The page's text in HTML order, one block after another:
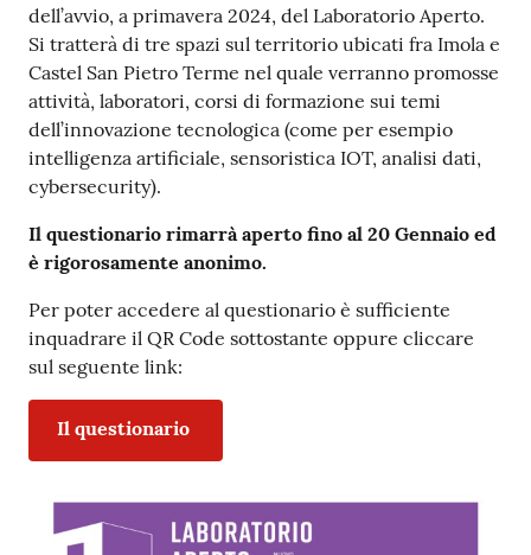
dell’avvio, a primavera 2024, del Laboratorio Aperto.
Si tratterà di tre spazi sul territorio ubicati fra Imola e
Castel San Pietro Terme nel quale verranno promosse
attività, laboratori, corsi di formazione sui temi
dell’innovazione tecnologica (come per esempio
intelligenza artificiale, sensoristica IOT, analisi dati,
cybersecurity).
Il questionario rimarrà aperto fino al 20 Gennaio ed
è rigorosamente anonimo.
Per poter accedere al questionario è sufficiente
inquadrare il QR Code sottostante oppure cliccare
sul seguente link:
Il questionario